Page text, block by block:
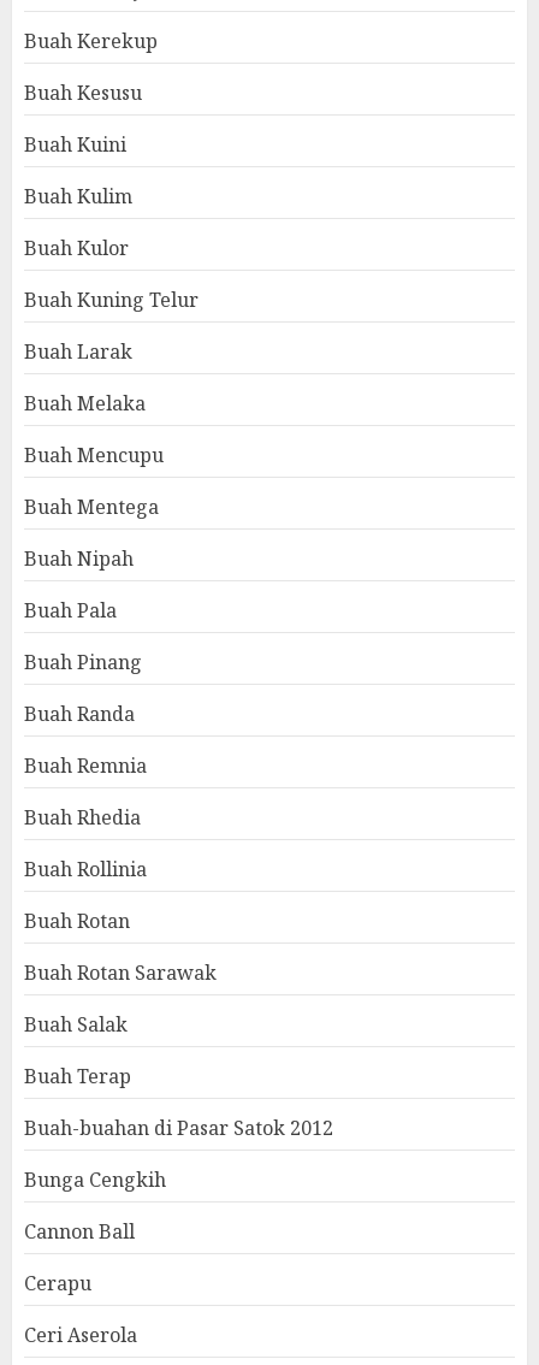
Buah Kerekup
Buah Kesusu
Buah Kuini
Buah Kulim
Buah Kulor
Buah Kuning Telur
Buah Larak
Buah Melaka
Buah Mencupu
Buah Mentega
Buah Nipah
Buah Pala
Buah Pinang
Buah Randa
Buah Remnia
Buah Rhedia
Buah Rollinia
Buah Rotan
Buah Rotan Sarawak
Buah Salak
Buah Terap
Buah-buahan di Pasar Satok 2012
Bunga Cengkih
Cannon Ball
Cerapu
Ceri Aserola